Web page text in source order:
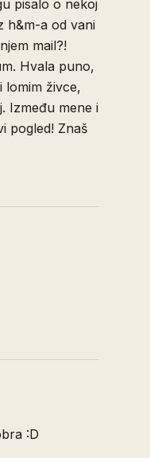
pisalo o nekoj
h&m-a od vani
mail?!
Hvala puno,
lomim živce,
Između mene i
pogled! Znaš
:D